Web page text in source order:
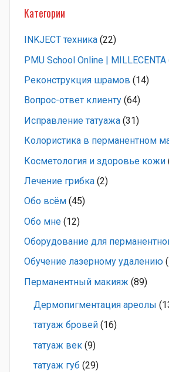
Категории
INKJECT техника (22)
PMU School Online | MILLECENTA
Pеконструкция шрамов (14)
Вопрос-ответ клиенту (64)
Исправление татуажа (31)
Колористика в перманентном
Косметология и здоровье кожи
Лечение грибка (2)
Обо всём (45)
Обо мне (12)
Оборудование для
Обучение лазерному удалению
Перманентный макияж (89)
Дермопигментация ареолы
татуаж бровей (16)
татуаж век (9)
татуаж губ (29)